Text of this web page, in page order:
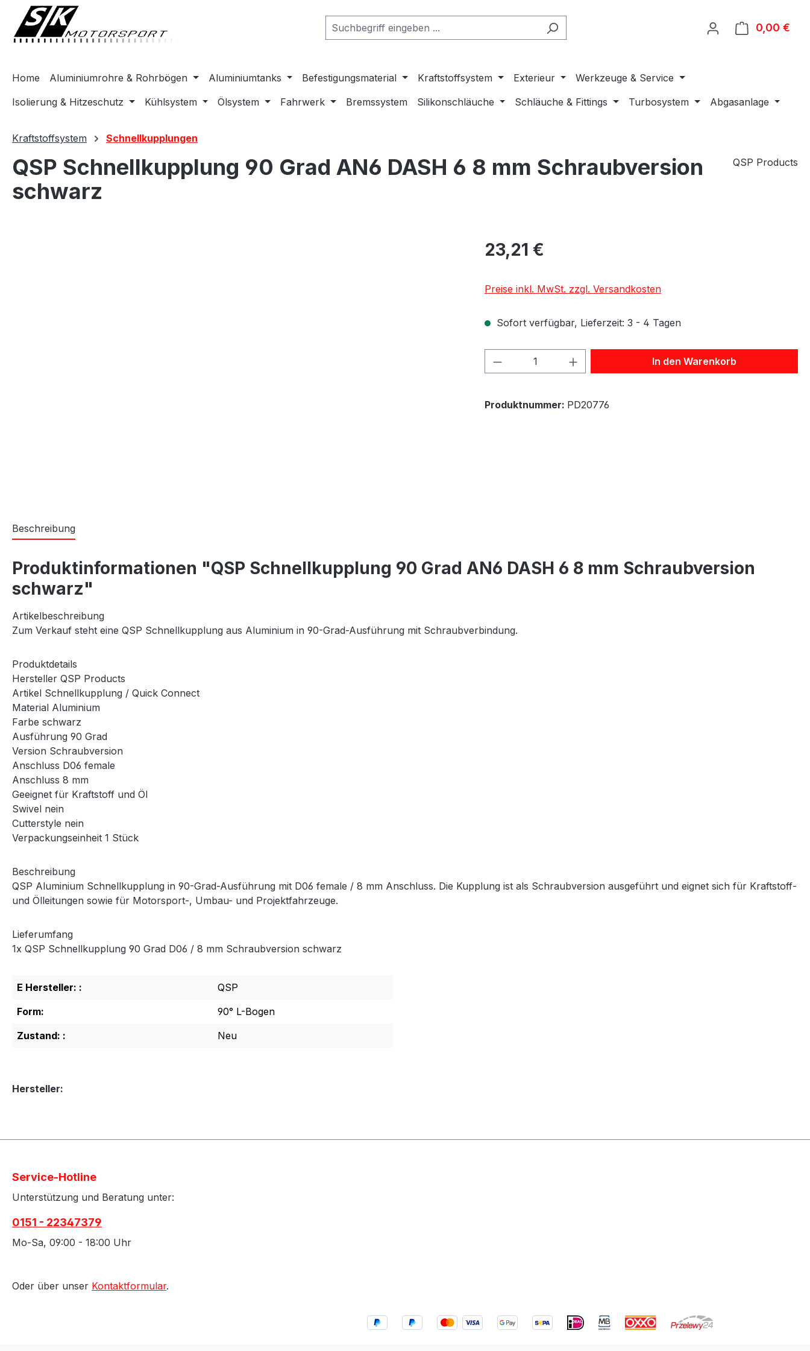
Zur Hauptnavigation springen
0,00 €
Home Aluminiumrohre & Rohrbögen Aluminiumtanks Befestigungsmaterial Kraftstoffsystem Exterieur
Werkzeuge & Service
Isolierung & Hitzeschutz
Kühlsystem Ölsystem Fahrwerk Bremssystem Silikonschläuche Schläuche & Fittings Turbosystem Abgasanlage
Kraftstoffsystem Schnellkupplungen
QSP Schnellkupplung 90 Grad AN6 DASH 6 8 mm Schraubversion
schwarz
QSP Products
23,21 €
Preise inkl. MwSt. zzgl. Versandkosten
Sofort verfügbar, Lieferzeit: 3 - 4 Tagen
Produkt Anzahl: Gib den gewünschten Wert
In den Warenkorb
Produktnummer: PD20776
Beschreibung
Produktinformationen "QSP Schnellkupplung 90 Grad AN6 DASH 6 8 mm Schraubversion
schwarz"
Artikelbeschreibung
Zum Verkauf steht eine QSP Schnellkupplung aus Aluminium in 90-Grad-Ausführung mit Schraubverbindung.
Produktdetails
Hersteller QSP Products
Artikel Schnellkupplung / Quick Connect
Material Aluminium
Farbe schwarz
Ausführung 90 Grad
Version Schraubversion
Anschluss D06 female
Anschluss 8 mm
Geeignet für Kraftstoff und Öl
Swivel nein
Cutterstyle nein
Verpackungseinheit 1 Stück
Beschreibung
QSP Aluminium Schnellkupplung in 90-Grad-Ausführung mit D06 female / 8 mm Anschluss. Die Kupplung ist als Schraubversion ausgeführt und eignet sich für Kraftstoff-
und Ölleitungen sowie für Motorsport-, Umbau- und Projektfahrzeuge.
Lieferumfang
1x QSP Schnellkupplung 90 Grad D06 / 8 mm Schraubversion schwarz
E Hersteller: :
QSP
Form:
90° L-Bogen
Zustand: :
Neu
Hersteller:
Service-Hotline
Unterstützung und Beratung unter:
0151 - 22347379
Mo-Sa, 09:00 - 18:00 Uhr
Oder über unser Kontaktformular.